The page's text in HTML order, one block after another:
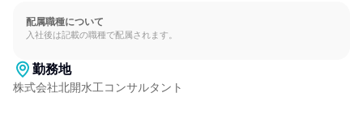
配属職種について
入社後は記載の職種で配属されます。
勤務地
株式会社北開水工コンサルタント